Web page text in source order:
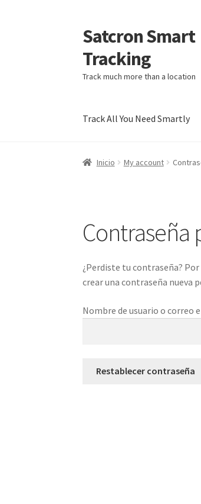
Ir
a
navegación
Ir
al
contenido
Satcron Smart
Tracking
Track much more than a location
Track All You Need Smartly
Inicio My account
Contraseña
¿Perdiste tu contraseña?
crear una contraseña nueva
Nombre de usuario o correo
Restablecer contraseña